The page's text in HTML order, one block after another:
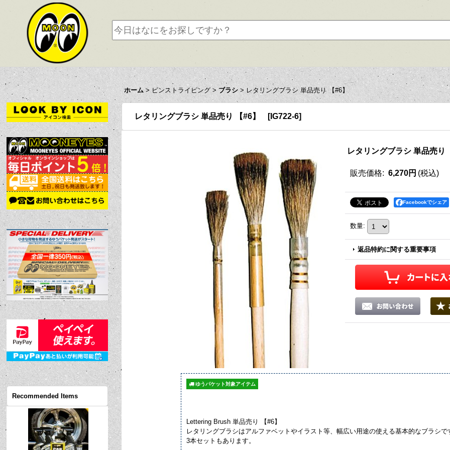
ホーム > ピンストライピング > ブラシ > レタリングブラシ 単品売り 【#6】
Recommended Items
レタリングブラシ 単品売り 【#6】 [IG722-6]
レタリングブラシ 単品売り
販売価格: 6,270円 (税込)
Facebookでシェア
数量:
返品特約に関する重要事項
ゆうパケット対象アイテム
Lettering Brush 単品売り 【#6】
レタリングブラシはアルファベットやイラスト等、幅広い用途の使える基本的なブラシで
3本セットもあります。